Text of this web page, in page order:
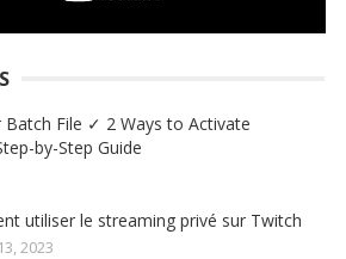
File ✓ 2 Ways to Activate
by-Step Guide
utiliser le streaming privé sur Twitch
2023